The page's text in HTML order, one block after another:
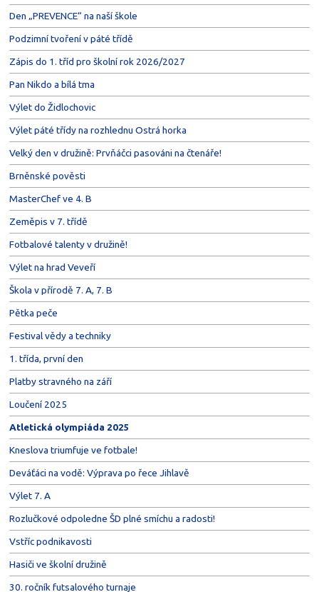
Den „PREVENCE“ na naší škole
Podzimní tvoření v páté třídě
Zápis do 1. tříd pro školní rok 2026/2027
Pan Nikdo a bílá tma
Výlet do Židlochovic
Výlet páté třídy na rozhlednu Ostrá horka
Velký den v družině: Prvňáčci pasováni na čtenáře!
Brněnské pověsti
MasterChef ve 4. B
Zeměpis v 7. třídě
Fotbalové talenty v družině!
Výlet na hrad Veveří
Škola v přírodě 7. A, 7. B
Pětka peče
Festival vědy a techniky
1. třída, první den
Platby stravného na září
Loučení 2025
Atletická olympiáda 2025
Kneslova triumfuje ve fotbale!
Deváťáci na vodě: Výprava po řece Jihlavě
Výlet 7. A
Rozlučkové odpoledne ŠD plné smíchu a radosti!
Vstříc podnikavosti
Hasiči ve školní družině
30. ročník futsalového turnaje